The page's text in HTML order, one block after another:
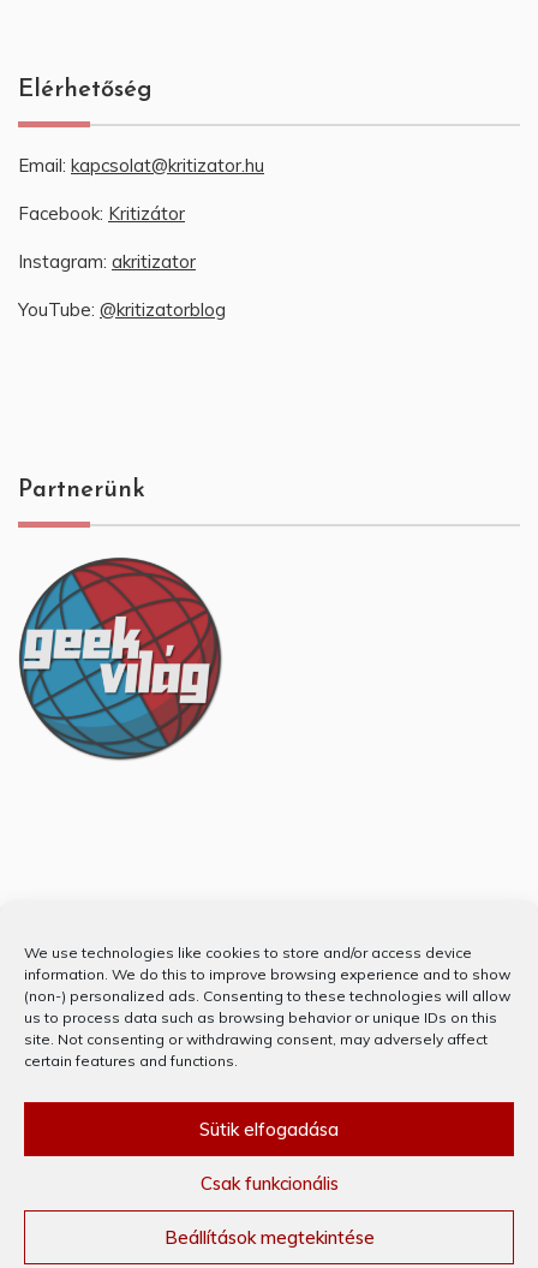
We use technologies like cookies to store and/or access device
information. We do this to improve browsing experience and to show
(non-) personalized ads. Consenting to these technologies will allow
us to process data such as browsing behavior or unique IDs on this
site. Not consenting or withdrawing consent, may adversely affect
certain features and functions.
Sütik elfogadása
Csak funkcionális
Beállítások megtekintése
Elérhetőség
Email: kapcsolat@kritizator.hu
Facebook: Kritizátor
Instagram: akritizator
YouTube: @kritizatorblog
Partnerünk
Partnerünk
KÖSZÖNJÜK WORDPRESS! © MINDEN JOG FENNTARTVA 2020
THEME: PREFER BYTEMPLATE SELL